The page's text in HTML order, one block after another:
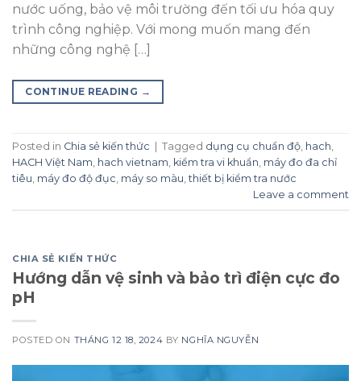
nước uống, bảo vệ môi trường đến tối ưu hóa quy
trình công nghiệp. Với mong muốn mang đến
những công nghệ […]
CONTINUE READING →
Posted in Chia sẻ kiến thức Tagged dụng cụ chuẩn độ, hach,
HACH Việt Nam, hach vietnam, kiểm tra vi khuẩn, máy đo đa chỉ
tiêu, máy đo độ đục, máy so màu,thiết bị kiểm tra nước
Leave a comment
CHIA SẺ KIẾN THỨC
Hướng dẫn vệ sinh và bảo trì điện cực đo
pH
POSTED ON THÁNG 12 18, 2024 BY NGHĨA NGUYỄN